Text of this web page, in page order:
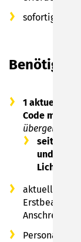
sofortige
Benötigte
1 aktuelles
Code muss
übergeben)
seit dem
und
Lichtbilder
aktuelle
Anschreiben